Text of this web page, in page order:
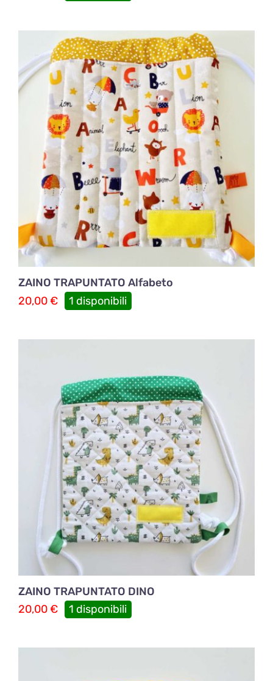
ZAINO TRAPUNTATO Alfabeto
20,00€ 1 disponibili
ZAINO TRAPUNTATO DINO
20,00€ 1 disponibili